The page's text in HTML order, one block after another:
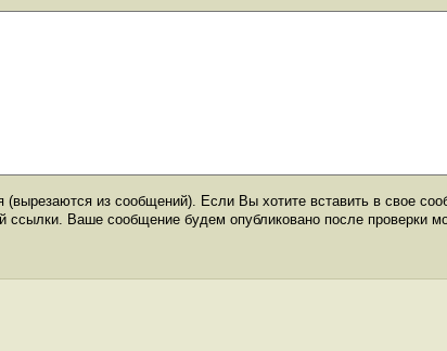
(вырезаются из сообщений). Если Вы хотите вставить в свое
ссылки. Ваше сообщение будем опубликовано после проверки